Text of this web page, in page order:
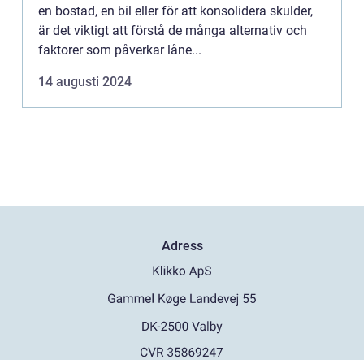
en bostad, en bil eller för att konsolidera skulder,
är det viktigt att förstå de många alternativ och
faktorer som påverkar låne...
14 augusti 2024
Adress